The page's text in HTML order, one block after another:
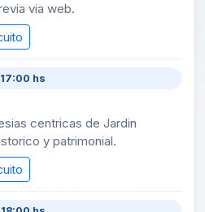
via web.
17:00 hs
centricas de Jardin
y patrimonial.